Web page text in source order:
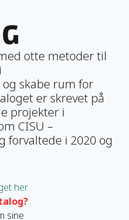
otte metoder til
skabe rum for
er skrevet på
projekter i
CISU –
forvaltede i 2020 og
her
sine